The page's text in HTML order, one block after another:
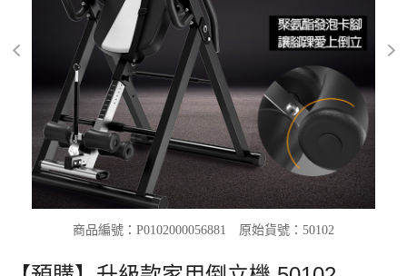
商品編號：P0102000056881 原始貨號：50102